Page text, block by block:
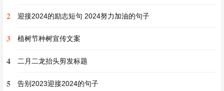
首首动听的歌曲。你的眼睛里闪烁着光芒，那是对
我和音乐的喜爱与欣赏。我们一起唱歌，一起欢
照亮了我的生命。
2 迎接2024的励志短句 2024努力加油的句子
3 植树节种树宣传文案
4 二月二龙抬头剪发标题
5 告别2023迎接2024的句子